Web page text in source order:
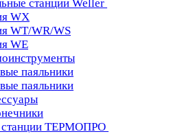
станции Weller
WX
WT/WR/WS
WE
паяльники
паяльники
станции ТЕРМОПРО